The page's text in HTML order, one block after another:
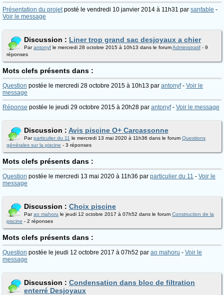
Présentation du projetposté le vendredi 10 janvier 2014 à 11h31 par sanfable -
Voir le message
Discussion : Liner trop grand sac desjoyaux a chier
Parantonyf le mercredi 28 octobre 2015 à 10h13 dans le forumAdministratif - 9
réponses
Mots clefs présents dans :
Question postée le mercredi 28 octobre 2015 à 10h13 par antonyf- Voir le
message
Réponse postée le jeudi 29 octobre 2015 à 20h28 par antonyf- Voir le message
Discussion : Avis piscine O+ Carcassonne
Parparticulier du 11 le mercredi 13 mai 2020 à 11h36 dans le forum Questions
générales sur la piscine - 3 réponses
Mots clefs présents dans :
Question postée le mercredi 13 mai 2020 à 11h36 par particulier du 11 - Voir le
message
Discussion : Choix piscine
Parao mahoru le jeudi 12 octobre 2017 à 07h52 dans le forum Construction de la
piscine - 2 réponses
Mots clefs présents dans :
Question postée le jeudi 12 octobre 2017 à 07h52 par ao mahoru - Voir le
message
Discussion : Condensation dans bloc de filtration
enterré Desjoyaux